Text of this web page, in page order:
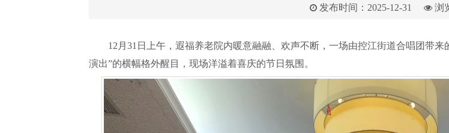
发布时间：2025-12-31 浏
12月31日上午，遐福养老院内暖意融融、欢声不断，一场由控江街道合唱团带
演出”的横幅格外醒目，现场洋溢着喜庆的节日氛围。